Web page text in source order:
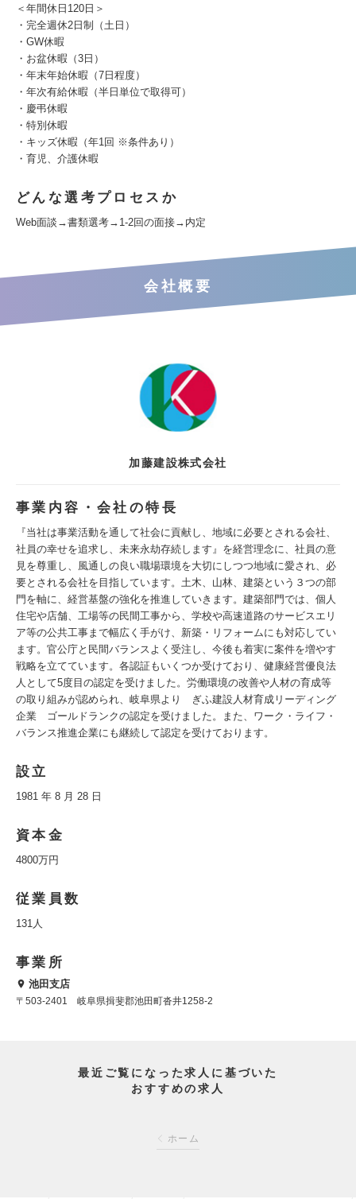
＜年間休日120日＞
・完全週休2日制（土日）
・GW休暇
・お盆休暇（3日）
・年末年始休暇（7日程度）
・年次有給休暇（半日単位で取得可）
・慶弔休暇
・特別休暇
・キッズ休暇（年1回 ※条件あり）
・育児、介護休暇
どんな選考プロセスか
Web面談→書類選考→1-2回の面接→内定
会社概要
加藤建設株式会社
事業内容・会社の特長
『当社は事業活動を通して社会に貢献し、地域に必要とされる会社、
社員の幸せを追求し、未来永劫存続します』を経営理念に、社員の意
見を尊重し、風通しの良い職場環境を大切にしつつ地域に愛され、必
要とされる会社を目指しています。土木、山林、建築という３つの部
門を軸に、経営基盤の強化を推進していきます。建築部門では、個人
住宅や店舗、工場等の民間工事から、学校や高速道路のサービスエリ
ア等の公共工事まで幅広く手がけ、新築・リフォームにも対応してい
ます。官公庁と民間バランスよく受注し、今後も着実に案件を増やす
戦略を立てています。各認証もいくつか受けており、健康経営優良法
人として5度目の認定を受けました。労働環境の改善や人材の育成等
の取り組みが認められ、岐阜県より ぎふ建設人材育成リーディング
企業 ゴールドランクの認定を受けました。また、ワーク・ライフ・
バランス推進企業にも継続して認定を受けております。
設立
1981 年 8 月 28 日
資本金
4800万円
従業員数
131人
事業所
池田支店
〒503-2401 岐阜県揖斐郡池田町沓井1258-2
最近ご覧になった求人に基づいた
おすすめの求人
ホーム